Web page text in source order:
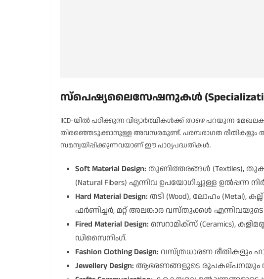
സ്പെഷ്യലൈസേഷനുകൾ
IICD-യിൽ പഠിക്കുന്ന വിദ്യാർത്ഥികൾക്ക് താഴെ പറയുന്ന
തിരഞ്ഞെടുക്കാനുള്ള അവസരമുണ്ട്. പരമ്പരാഗത രീതികളും
സമന്വയിപ്പിക്കുന്നവയാണ് ഈ പാഠ്യപദ്ധതികൾ.
Soft Material Design: തുണിത്തരങ്ങൾ (Textiles),
(Natural Fibers) എന്നിവ ഉപയോഗിച്ചുള്ള ഉൽപ്പന്ന
Hard Material Design: തടി (Wood), ലോഹം (Metal),
ഫർണിച്ചർ, മറ്റ് അലങ്കാര വസ്തുക്കൾ
Fired Material Design: സെറാമിക്സ് (Ceramics),
ഡിസൈനിംഗ്.
Fashion Clothing Design: വസ്ത്രധാരണ രീതികളും
Jewellery Design: ആഭരണങ്ങളുടെ രൂപകല്പനയും